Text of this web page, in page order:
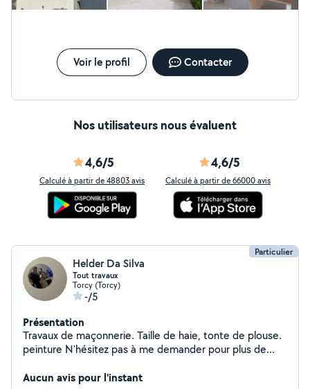
Voir le profil Contacter
Nos utilisateurs nous évaluent
4,6/5
Calculé à partir de 48803 avis
4,6/5
Calculé à partir de 66000 avis
Particulier
Helder Da Silva
Tout travaux
Torcy (Torcy)
-/5
Présentation
Travaux de maçonnerie. Taille de haie, tonte de plouse.
peinture N'hésitez pas à me demander pour plus de
Aucun avis pour l'instant